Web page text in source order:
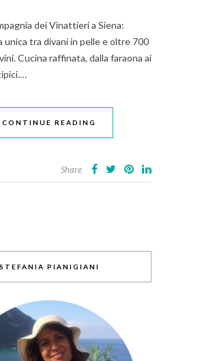
dei Vinattieri a Siena:
unica tra divani in pelle e oltre 700
Cucina raffinata, dalla faraona ai
CONTINUE READING
Share
STEFANIA PIANIGIANI